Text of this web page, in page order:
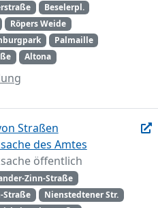
Beselerpl.
Röpers Weide
Palmaille
Altona
Straßen
des Amtes
öffentlich
Zinn-Straße
Straße
Nienstedtener Str.